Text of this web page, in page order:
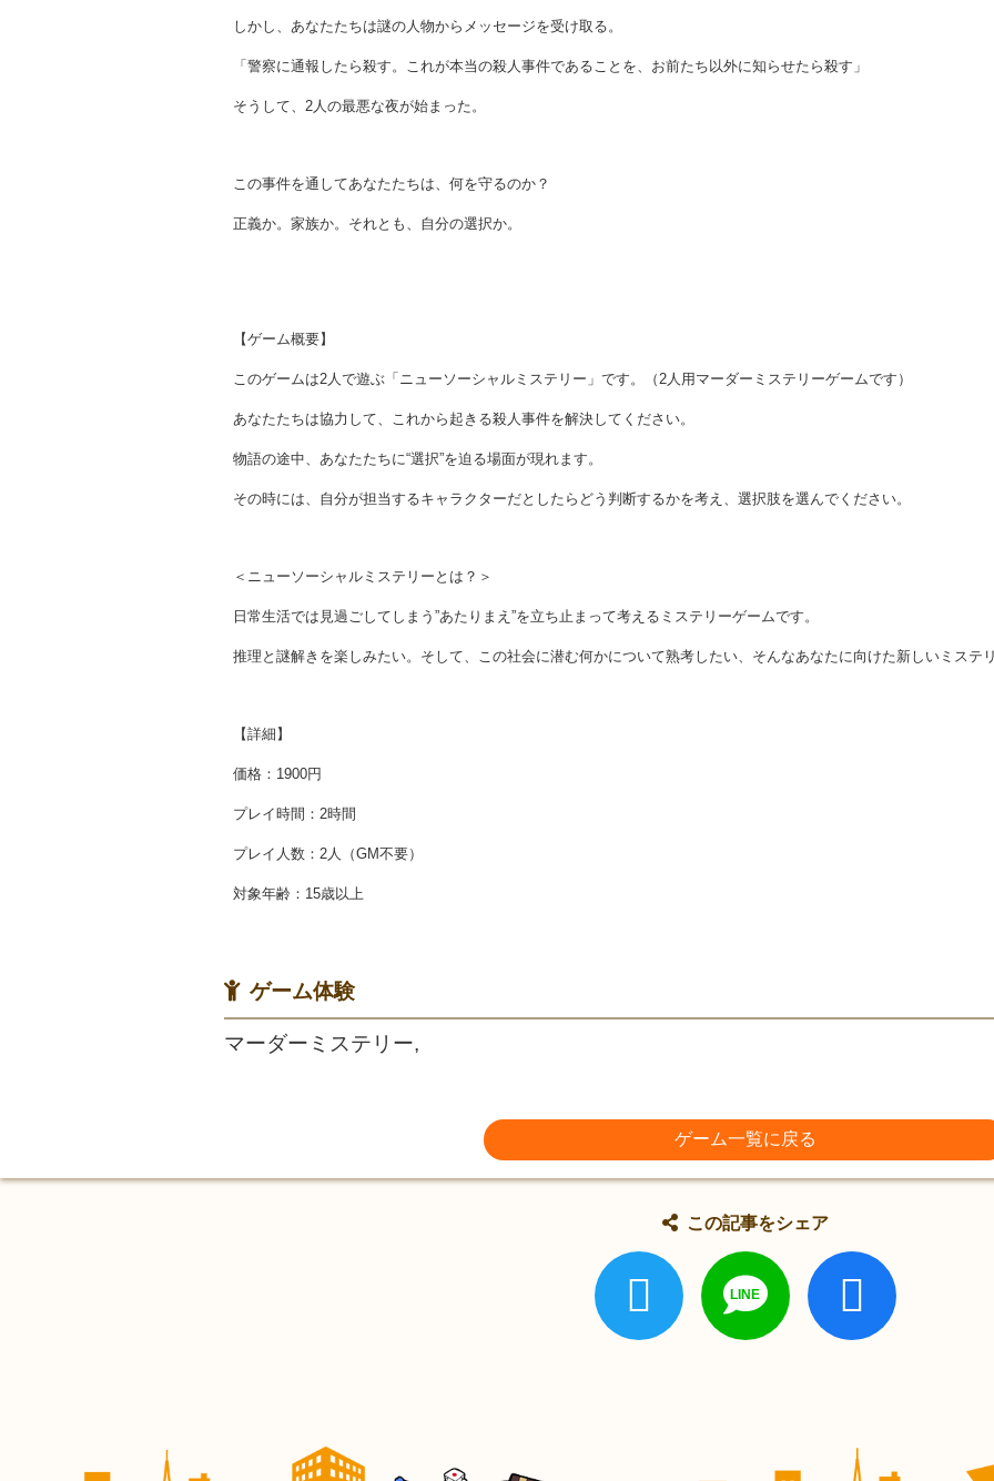
しかし、あなたたちは謎の人物からメッセージを受け取る。
「警察に通報したら殺す。これが本当の殺人事件であることを、お前たち以外に知らせたら殺す」
そうして、2人の最悪な夜が始まった。
この事件を通してあなたたちは、何を守るのか？
正義か。家族か。それとも、自分の選択か。
【ゲーム概要】
このゲームは2人で遊ぶ「ニューソーシャルミステリー」です。（2人用マーダーミステリーゲームです）
あなたたちは協力して、これから起きる殺人事件を解決してください。
物語の途中、あなたたちに“選択”を迫る場面が現れます。
その時には、自分が担当するキャラクターだとしたらどう判断するかを考え、選択肢を選んでください。
＜ニューソーシャルミステリーとは？＞
日常生活では見過ごしてしまう”あたりまえ”を立ち止まって考えるミステリーゲームです。
推理と謎解きを楽しみたい。そして、この社会に潜む何かについて熟考したい、そんなあなたに向けた新しいミステリ
【詳細】
価格：1900円
プレイ時間：2時間
プレイ人数：2人（GM不要）
対象年齢：15歳以上
ゲーム体験
マーダーミステリー,
ゲーム一覧に戻る
この記事をシェア